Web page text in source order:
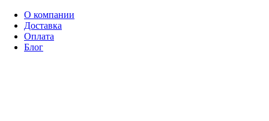
О компании
Доставка
Оплата
Блог